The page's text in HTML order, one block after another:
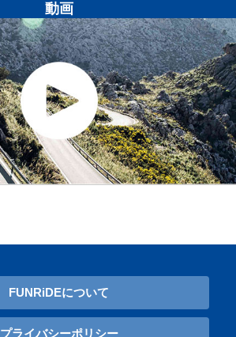
動画
FUNRiDEについて
プライバシーポリシー